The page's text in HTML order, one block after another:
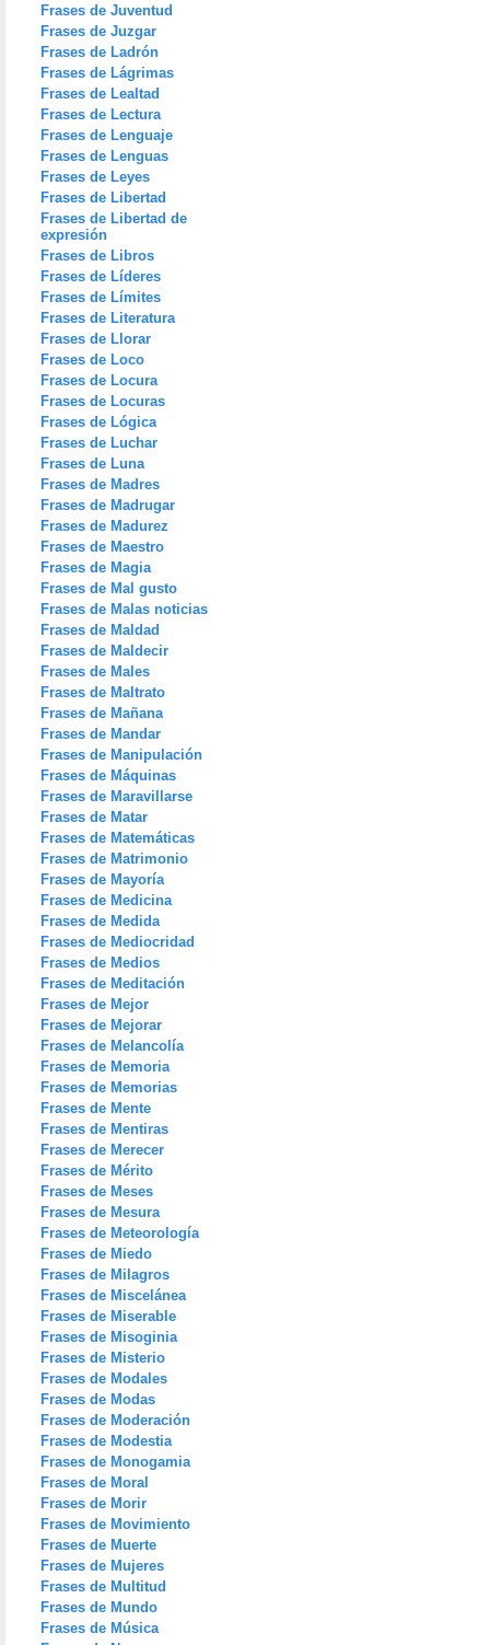
Frases de Juventud
Frases de Juzgar
Frases de Ladrón
Frases de Lágrimas
Frases de Lealtad
Frases de Lectura
Frases de Lenguaje
Frases de Lenguas
Frases de Leyes
Frases de Libertad
Frases de Libertad de
expresión
Frases de Libros
Frases de Líderes
Frases de Límites
Frases de Literatura
Frases de Llorar
Frases de Loco
Frases de Locura
Frases de Locuras
Frases de Lógica
Frases de Luchar
Frases de Luna
Frases de Madres
Frases de Madrugar
Frases de Madurez
Frases de Maestro
Frases de Magia
Frases de Mal gusto
Frases de Malas noticias
Frases de Maldad
Frases de Maldecir
Frases de Males
Frases de Maltrato
Frases de Mañana
Frases de Mandar
Frases de Manipulación
Frases de Máquinas
Frases de Maravillarse
Frases de Matar
Frases de Matemáticas
Frases de Matrimonio
Frases de Mayoría
Frases de Medicina
Frases de Medida
Frases de Mediocridad
Frases de Medios
Frases de Meditación
Frases de Mejor
Frases de Mejorar
Frases de Melancolía
Frases de Memoria
Frases de Memorias
Frases de Mente
Frases de Mentiras
Frases de Merecer
Frases de Mérito
Frases de Meses
Frases de Mesura
Frases de Meteorología
Frases de Miedo
Frases de Milagros
Frases de Miscelánea
Frases de Miserable
Frases de Misoginia
Frases de Misterio
Frases de Modales
Frases de Modas
Frases de Moderación
Frases de Modestia
Frases de Monogamia
Frases de Moral
Frases de Morir
Frases de Movimiento
Frases de Muerte
Frases de Mujeres
Frases de Multitud
Frases de Mundo
Frases de Música